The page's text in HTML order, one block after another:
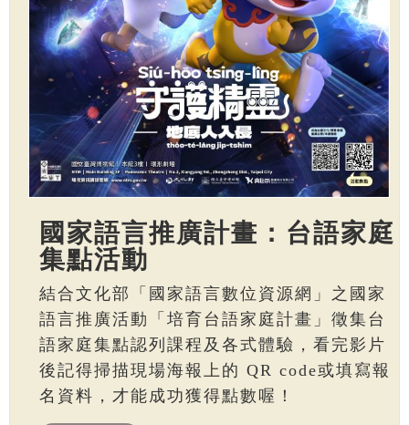
國家語言推廣計畫：台語家庭
集點活動
結合文化部「國家語言數位資源網」之國家
語言推廣活動「培育台語家庭計畫」徵集台
語家庭集點認列課程及各式體驗，看完影片
後記得掃描現場海報上的 QR code或填寫報
名資料，才能成功獲得點數喔！